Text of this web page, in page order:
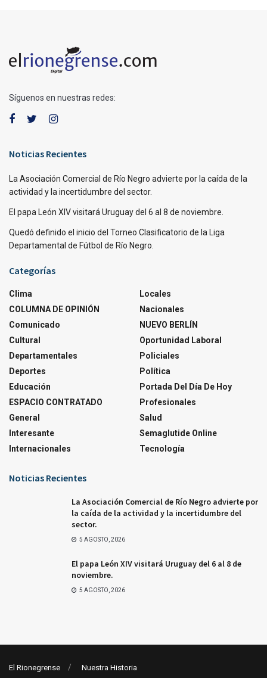
Síguenos en nuestras redes:
Noticias Recientes
La Asociación Comercial de Río Negro advierte por la caída de la
actividad y la incertidumbre del sector.
El papa León XIV visitará Uruguay del 6 al 8 de noviembre.
Quedó definido el inicio del Torneo Clasificatorio de la Liga
Departamental de Fútbol de Río Negro.
Categorías
Clima
COLUMNA DE OPINIÓN
Comunicado
Cultural
Departamentales
Deportes
Educación
ESPACIO CONTRATADO
General
Interesante
Internacionales
Locales
Nacionales
NUEVO BERLÍN
Oportunidad Laboral
Policiales
Política
Portada Del Día De Hoy
Profesionales
Salud
Semaglutide Online
Tecnología
Noticias Recientes
La Asociación Comercial de Río Negro advierte por
la caída de la actividad y la incertidumbre del
sector.
5 AGOSTO, 2026
El papa León XIV visitará Uruguay del 6 al 8 de
noviembre.
5 AGOSTO, 2026
El Rionegrense Nuestra Historia